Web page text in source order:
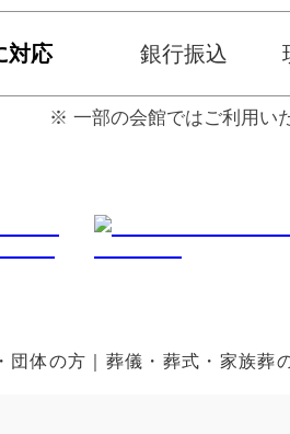
対応 銀行振込
⼀部の会館ではご利⽤い
体の方｜葬儀・葬式・家族葬